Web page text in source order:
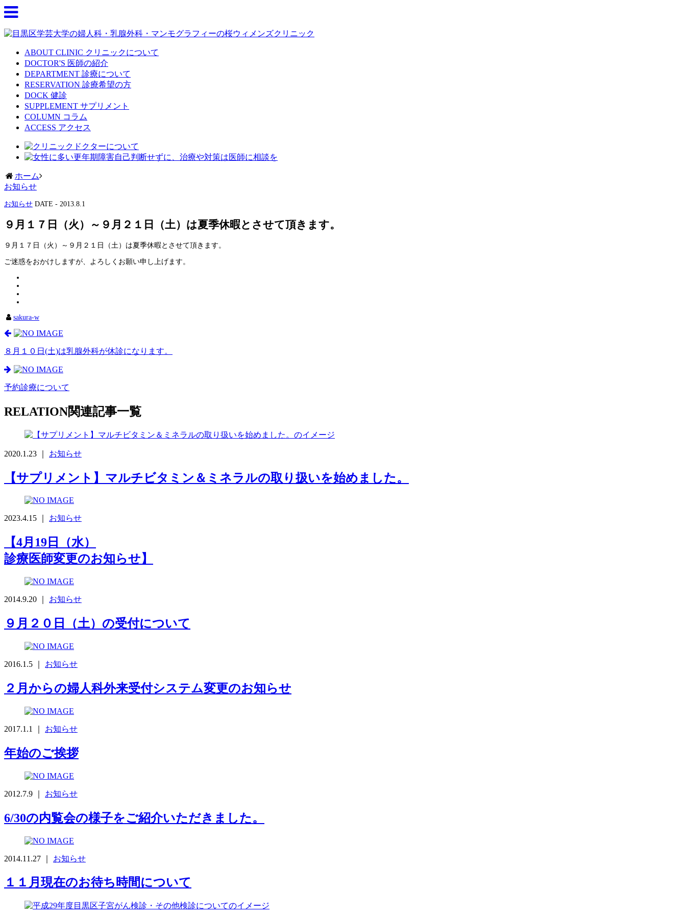
ABOUT CLINIC クリニックについて
DOCTOR'S 医師の紹介
DEPARTMENT 診療について
RESERVATION 診療希望の方
DOCK 健診
SUPPLEMENT サプリメント
COLUMN コラム
ACCESS アクセス
ホーム
お知らせ
お知らせ DATE - 2013.8.1
９月１７日（火）～９月２１日（土）は夏季休暇とさせて頂きます。
９月１７日（火）～９月２１日（土）は夏季休暇とさせて頂きます。
ご迷惑をおかけしますが、よろしくお願い申し上げます。
sakura-w
８月１０日(土)は乳腺外科が休診になります。
予約診療について
RELATION関連記事一覧
2020.1.23 ｜ お知らせ
【サプリメント】マルチビタミン＆ミネラルの取り扱いを始めました。
2023.4.15 ｜ お知らせ
【4月19日（水）
診療医師変更のお知らせ】
2014.9.20 ｜ お知らせ
９月２０日（土）の受付について
2016.1.5 ｜ お知らせ
２月からの婦人科外来受付システム変更のお知らせ
2017.1.1 ｜ お知らせ
年始のご挨拶
2012.7.9 ｜ お知らせ
6/30の内覧会の様子をご紹介いただきました。
2014.11.27 ｜ お知らせ
１１月現在のお待ち時間について